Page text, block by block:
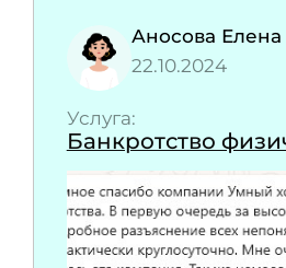
Аносова Елена
22.10.2024
Услуга:
Банкротство